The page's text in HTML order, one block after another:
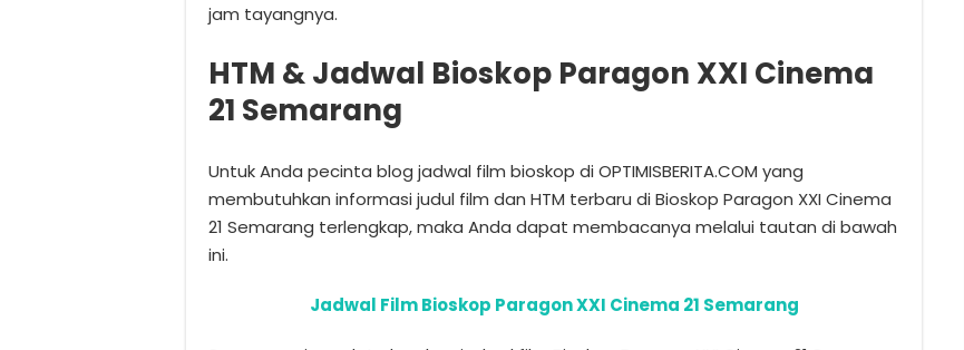
jam tayangnya.
HTM & Jadwal Bioskop Paragon XXI Cinema
21 Semarang
Untuk Anda pecinta blog jadwal film bioskop di OPTIMISBERITA.COM yang
membutuhkan informasi judul film dan HTM terbaru di Bioskop Paragon XXI Cinema
21 Semarang terlengkap, maka Anda dapat membacanya melalui tautan di bawah
ini.
Jadwal Film Bioskop Paragon XXI Cinema 21 Semarang